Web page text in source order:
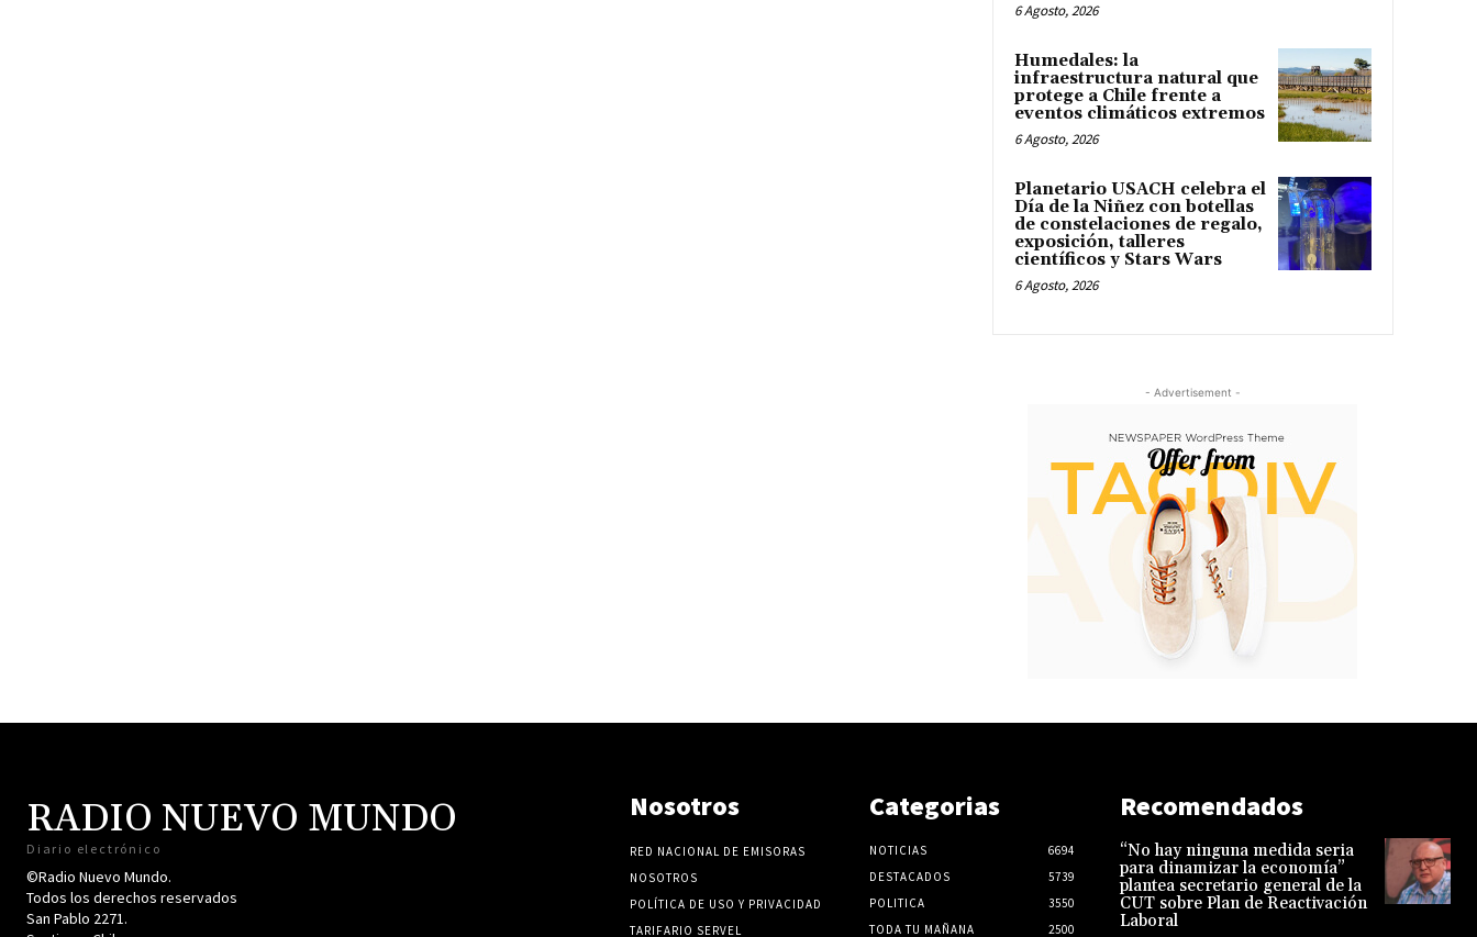
6 Agosto, 2026
Humedales: la
infraestructura natural que
protege a Chile frente a
eventos climáticos extremos
6 Agosto, 2026
Planetario USACH celebra el
Día de la Niñez con botellas
de constelaciones de regalo,
exposición, talleres
científicos y Stars Wars
6 Agosto, 2026
- Advertisement -
RADIO NUEVO MUNDO
Diario electrónico
©Radio Nuevo Mundo.
Todos los derechos reservados
San Pablo 2271.
Nosotros
RED NACIONAL DE EMISORAS
NOSOTROS
POLÍTICA DE USO Y PRIVACIDAD
TARIFARIO SERVEL
Categorias
NOTICIAS
6694
DESTACADOS
5739
POLITICA
3550
TODA TU MAÑANA
2500
Recomendados
“No hay ninguna medida seria
para dinamizar la economía”
plantea secretario general de la
CUT sobre Plan de Reactivación
Laboral